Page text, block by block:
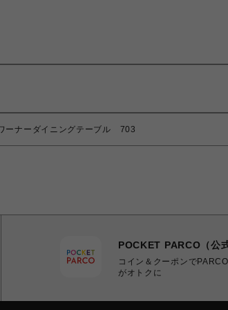
ーナーダイニングテーブル 703
POCKET PARCO（公
コイン＆クーポンで
がオトクに